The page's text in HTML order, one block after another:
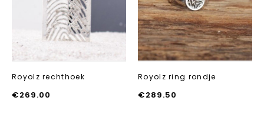
Royolz rechthoek
€269.00
Royolz ring rondje
€289.50